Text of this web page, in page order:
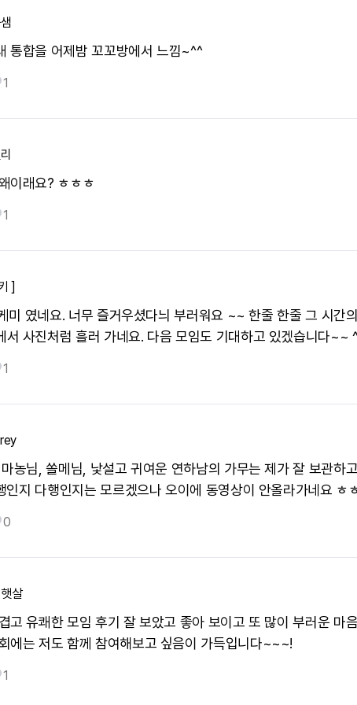
통합을 어제밤 꼬꼬방에서 느낌~^^
1
이래요? ㅎㅎㅎ
1
]
미 였네요. 너무 즐거우셨다늬 부러워요 ~~ 한줄 한줄 그 시간의
서 사진처럼 흘러 가네요. 다음 모임도 기대하고 있겠습니다~~
1
농님, 쏠메님, 낯설고 귀여운 연하남의 가무는 제가 잘 보관하
인지 다행인지는 모르겠으나 오이에 동영상이 안올라가네요 ㅎ
0
살
고 유쾌한 모임 후기 잘 보았고 좋아 보이고 또 많이 부러운 마
에는 저도 함께 참여해보고 싶음이 가득입니다~~~!
1